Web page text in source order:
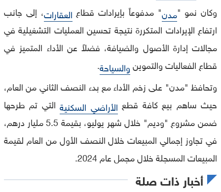
وكان نمو "مدن" مدفوعاً بإيرادات قطاع العقارات، إلى جانب
ارتفاع الإيرادات المتكررة نتيجة تحسين العمليات التشغيلية في
مجالات إدارة الأصول والضيافة، فضلاً عن الأداء المتميز في
قطاع الفعاليات والتموينوالسياحة.
وتحافظ "مدن" على زخم الأداء مع بدء النصف الثاني من العام،
حيث ساهم بيع كافة قطع الأراضي السكنيةالتي تم طرحها
ضمن مشروع "وديم" خلال شهر يوليو، بقيمة 5.5 مليار درهم،
في تجاوز إجمالي المبيعات خلال النصف الأول من العام لقيمة
المبيعات المسجلة خلال مجمل عام 2024.
أخبار ذات صلة